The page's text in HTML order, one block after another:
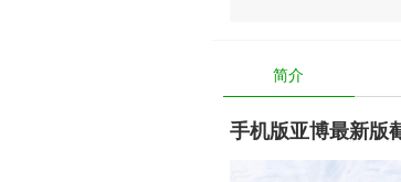
简介
手机版亚博最新版